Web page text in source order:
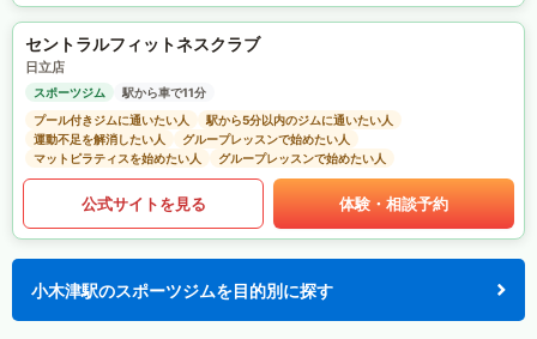
セントラルフィットネスクラブ
日立店
スポーツジム
駅から車で11分
プール付きジムに通いたい人
駅から5分以内のジムに通いたい人
運動不足を解消したい人
グループレッスンで始めたい人
マットピラティスを始めたい人
グループレッスンで始めたい人
公式サイトを見る 体験・相談予約
小木津駅のスポーツジムを目的別に探す